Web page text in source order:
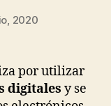
2020
por utilizar
digitales y se